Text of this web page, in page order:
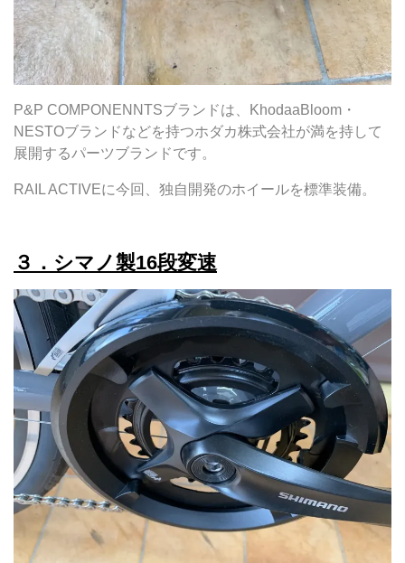
P&P COMPONENNTSブランドは、KhodaaBloom・
NESTOブランドなどを持つホダカ株式会社が満を持して
展開するパーツブランドです。
RAIL ACTIVEに今回、独自開発のホイールを標準装備。
３．シマノ製16段変速